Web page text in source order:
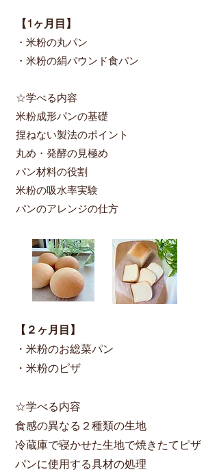
【1ヶ月目​】
・米粉の丸パン
・米粉の絹パウンド食パン
☆学べる内容
米粉成形パンの基礎
捏ねない製法のポイント
丸め・発酵の見極め
パン材料の役割
米粉の吸水率実験
パンのアレンジの仕方
【２ヶ月目​】
・米粉のお総菜パン
・米粉のピザ
☆学べる内容
食感の異なる２種類の生地
冷蔵庫で寝かせた生地で焼きたてピザ
パンに使用する具材の処理